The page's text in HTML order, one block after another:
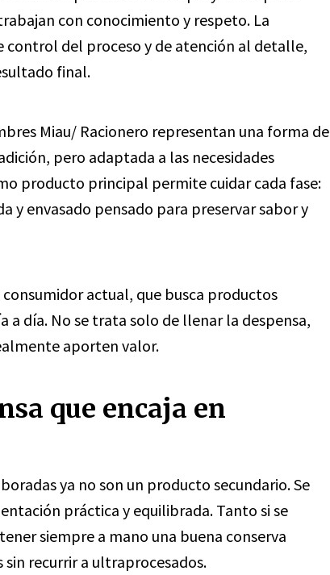
con conocimiento y respeto. La
control del proceso y de atención al detalle,
final.
Miau/ Racionero representan una forma de
pero adaptada a las necesidades
producto principal permite cuidar cada fase:
y envasado pensado para preservar sabor y
actual, que busca productos
a día. No se trata solo de llenar la despensa,
aporten valor.
que encaja en
ya no son un producto secundario. Se
práctica y equilibrada. Tanto si se
siempre a mano una buena conserva
recurrir a ultraprocesados.